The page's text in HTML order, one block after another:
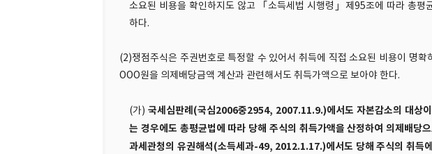
소요된 비용을 확인하지도 않고 「소득세법 시행령」제95조에 따라 총평
하다.
(2)쟁점주식은 주권번호로 특정할 수 있어서 취득에 직접 소요된 비용이 명
OOO원을 의제배당금액 계산과 관련해서도 취득가액으로 보아야 한다.
(가) 국세심판례(국심2006중2954, 2007.11.9.)에서도 자본감소의 대상이
는 경우에도 총평균법에 따라 당해 주식의 취득가액을 산정하여 의제배당
과세관청의 유권해석(소득세과-49, 2012.1.17.)에서도 당해 주식의 취득